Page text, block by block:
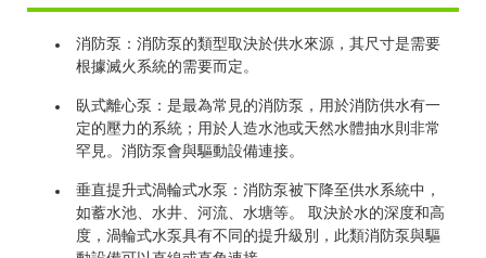
消防泵：消防泵的類型取決於供水來源，其尺寸是需要
根據滅火系統的需要而定。
臥式離心泵：是最為常見的消防泵，用於消防供水有一
定的壓力的系統；用於人造水池或天然水體抽水則非常
罕見。消防泵會與驅動設備連接。
垂直提升式渦輪式水泵：消防泵被下降至供水系統中，
如蓄水池、水井、河流、水塘等。 取決於水的深度和高
度，渦輪式水泵具有不同的提升級別，此類消防泵與驅